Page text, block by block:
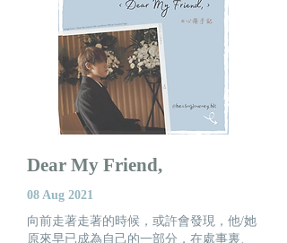
Dear My Friend,
08 Aug 2021
向前走著走著的時候，或許會發現，他/她
原來早已成為自己的一部分，在處事裏、